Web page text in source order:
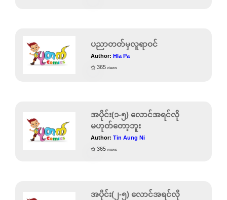
ပညာတတ်မှလူရာဝင်
Author: Hla Pa
365 views
အပိုင်း(၁-၅) လောင်အရင်လို
မဟုတ်တော့ဘူး
Author: Tin Aung Ni
365 views
အပိုင်း(၂-၅) လောင်အရင်လို